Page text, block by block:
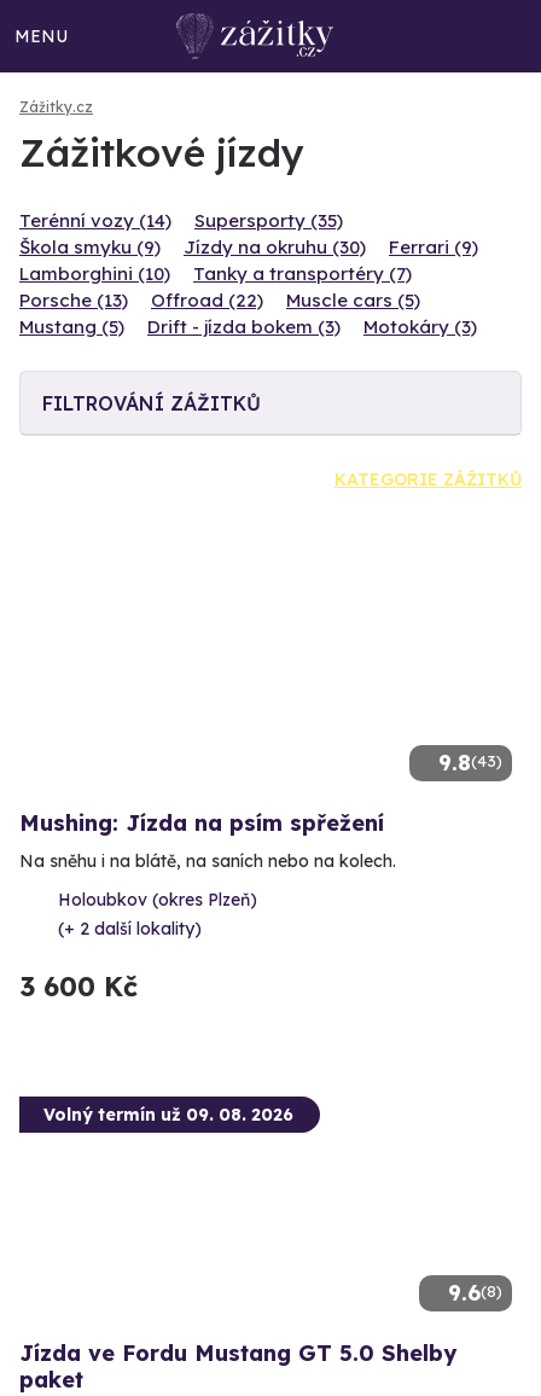
MENU
Zážitky.cz
Zážitkové jízdy
Terénní vozy (14)
Supersporty (35)
Škola smyku (9)
Jízdy na okruhu (30)
Ferrari (9)
Lamborghini (10)
Tanky a transportéry (7)
Porsche (13)
Offroad (22)
Muscle cars (5)
Mustang (5)
Drift - jízda bokem (3) Motokáry (3)
FILTROVÁNÍ ZÁŽITKŮ
KATEGORIE ZÁŽITKŮ
9.8(43)
Mushing: Jízda na psím spřežení
Na sněhu i na blátě, na saních nebo na kolech.
Holoubkov (okres Plzeň)
(+ 2 další lokality)
3 600 Kč
9.6(8)
Volný termín už 09. 08. 2026
Jízda ve Fordu Mustang GT 5.0 Shelby
paket